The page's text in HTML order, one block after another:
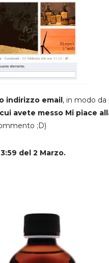
indirizzo email, in modo da
avete messo Mi piace
;D)
del 2 Marzo.